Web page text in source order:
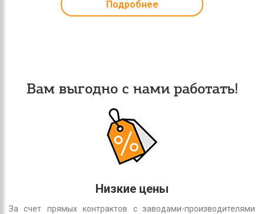
Подробнее
Вам выгодно с нами работать!
Низкие цены
За счет прямых контрактов с заводами-производителями